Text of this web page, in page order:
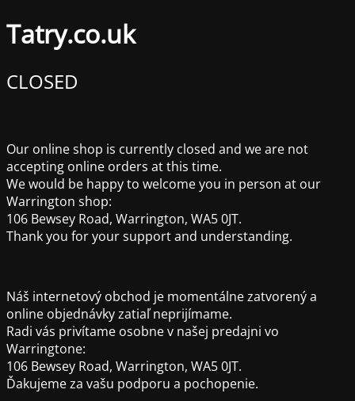
Tatry.co.uk
CLOSED
Our online shop is currently closed and we are not
accepting online orders at this time.
We would be happy to welcome you in person at our
Warrington shop:
106 Bewsey Road, Warrington, WA5 0JT.
Thank you for your support and understanding.
Náš internetový obchod je momentálne zatvorený a
online objednávky zatiaľ neprijímame.
Radi vás privítame osobne v našej predajni vo
Warringtone:
106 Bewsey Road, Warrington, WA5 0JT.
Ďakujeme za vašu podporu a pochopenie.